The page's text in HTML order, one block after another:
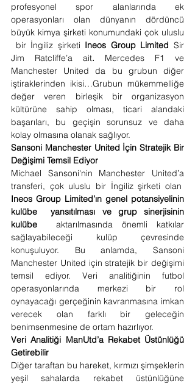
profesyonel spor alanlarında ek
operasyonları olan dünyanın dördüncü
büyük kimya şirketi konumundaki çok uluslu
bir İngiliz şirketi Ineos Group Limited Sir
Jim Ratcliffe’a ait. Mercedes F1 ve
Manchester United da bu grubun diğer
iştiraklerinden ikisi…Grubun mükemmelliğe
değer veren birleşik bir organizasyon
kültürüne sahip olması, ticari alandaki
başarıları, bu geçişin sorunsuz ve daha
kolay olmasına olanak sağlıyor.
Sansoni Manchester United İçin Stratejik Bir
Değişimi Temsil Ediyor
Michael Sansoni'nin Manchester United’a
Ineos Group Limited’ın genel potansiyelinin
kulübe  yansıtılması ve grup sinerjisinin
kulübe
aktarılmasında önemli katkılar
sağlayabileceği kulüp çevresinde
konuşuluyor. Bu anlamda, Sansoni
Manchester United için stratejik bir değişimi
temsil ediyor. Veri analitiğinin futbol
operasyonlarında merkezi bir rol
oynayacağı gerçeğinin kavranmasına imkan
verecek olan farklı bir geleceğin
benimsenmesine de ortam hazırlıyor.
Veri Analitiği ManUtd’a Rekabet Üstünlüğü
Getirebilir
Diğer taraftan bu hareket, kırmızı şimşeklerin
yeşil sahalarda rekabet üstünlüğüne